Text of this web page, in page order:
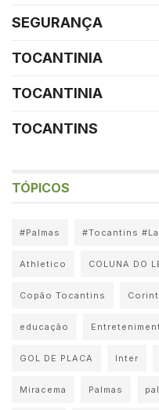
SEGURANÇA
TOCANTINIA
TOCANTINIA
TOCANTINS
TÓPICOS
#Palmas #Tocantins
Athletico COLUNA DO
Copão Tocantins
educação
GOL DE PLACA Inter
Miracema Palmas